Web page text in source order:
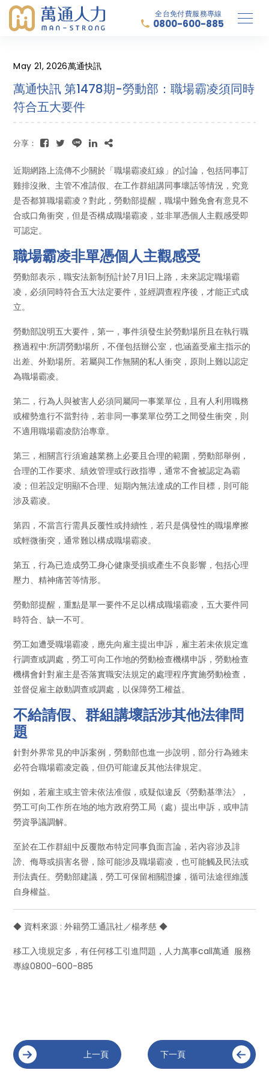
全台免付費服務專線
0800-600-885
May 21, 2026萬通快訊
萬通快訊 第1478期-勞動部：職場霸凌須同時
符合五大要件
分享：
近期網路上流傳不少關於「職場霸凌紅線」的討論，包括同事訂
雞排沒揪、主管不准請假、在工作群組講同事壞話等情況，究竟
是否都算職場霸凌？對此，勞動部提醒，職場中難免會有意見不
合或口角衝突，但是否構成職場霸凌，並非單憑個人主觀感受即
可認定。
職場霸凌非單憑個人主觀感受
勞動部表示，職安法新制預計於7月1日上路，未來認定職場霸
凌，必須同時符合五大法定要件，並經調查程序後，才能正式成
立。
勞動部說明五大要件，第一，事件須發生於勞動場所且在執行職
務過程中:所謂勞動場所，不僅包括辦公室，也涵蓋受雇主指示的
出差、外勤場所。若屬與工作無關的私人衝突，原則上難以認定
為職場霸凌。
第二，行為人與被害人必須同屬同一事業單位，且有人利用職務
或權勢進行不當對待，若非同一事業單位勞工之間發生衝突，則
不適用職場霸凌防治專章。
第三，相關言行須逾越業務上必要且合理的範圍，勞動部舉例，
合理的工作要求、績效管理或行政指導，通常不會被認定為霸
凌；但若設定明顯不合理、短期內無法達成的工作目標，則可能
涉及霸凌。
第四，不當言行需具反覆性或持續性，若只是偶發性的職場摩擦
或輕微衝突，通常難以構成職場霸凌。
第五，行為已造成勞工身心健康受損或產生不良影響，包括心理
壓力、精神痛苦等情形。
勞動部提醒，重點是單一要件不足以構成職場霸凌，五大要件同
時符合、缺一不可。
勞工如遭受職場霸凌，應先向雇主提出申訴，雇主若未依規定進
行調查或調處，勞工可向工作地的勞動檢查機構申訴，勞動檢查
機構會針對雇主是否落實職安法規定的處理程序實施勞動檢查，
並督促雇主啟動調查或調處，以保障勞工權益。
不給請假、群組講壞話涉其他法律問
題
針對外界常見的申訴案例，勞動部也進一步說明，部分行為雖未
必符合職場霸凌定義，但仍可能違反其他法律規定。
例如，若雇主或主管未依法准假，或疑似違反《勞動基準法》，
勞工可向工作所在地的地方政府勞工局（處）提出申訴，或申請
勞資爭議調解。
至於在工作群組中反覆散布特定同事負面言論，若內容涉及誹
謗、侮辱或損害名譽，除可能涉及職場霸凌，也可能觸及民法或
刑法責任。勞動部建議，勞工可保留相關證據，循司法途徑維護
自身權益。
◆ 資料來源 : 外籍勞工通訊社／楊孝慈 ◆
移工入境規定多，有任何移工引進問題，人力萬事call萬通 服務
專線0800-600-885
上一頁 下一頁